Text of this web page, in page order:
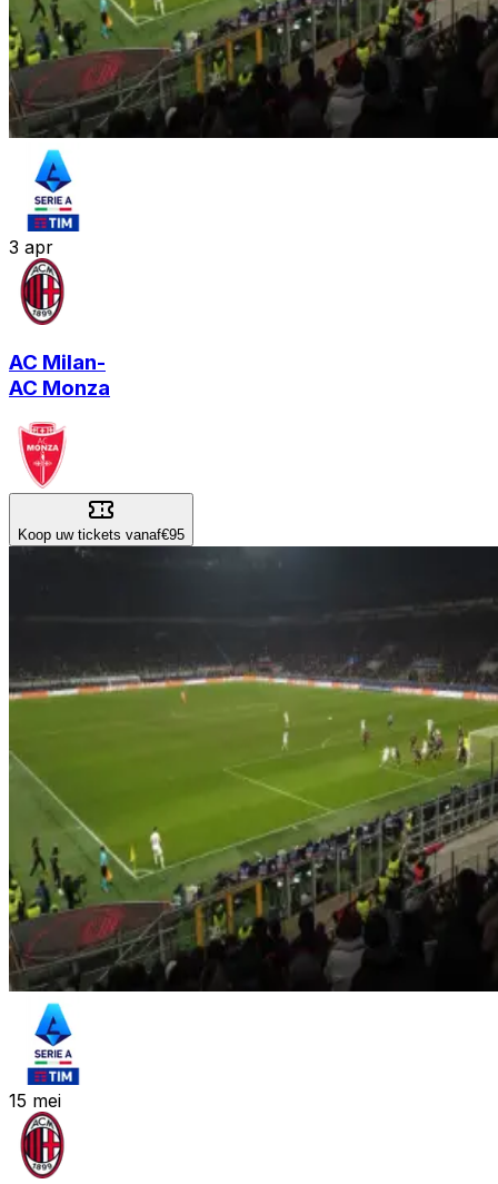
3 apr
AC Milan-
AC Monza
Koop uw tickets vanaf€95
15 mei